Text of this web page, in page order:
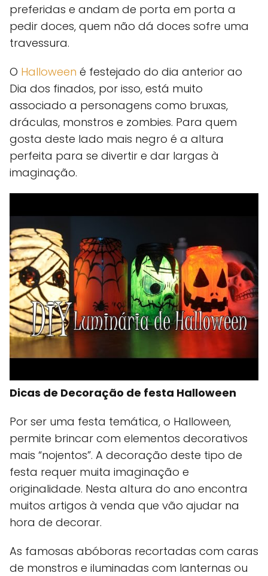
preferidas e andam de porta em porta a
pedir doces, quem não dá doces sofre uma
travessura.
O Halloween é festejado do dia anterior ao
Dia dos finados, por isso, está muito
associado a personagens como bruxas,
dráculas, monstros e zombies. Para quem
gosta deste lado mais negro é a altura
perfeita para se divertir e dar largas à
imaginação.
Dicas de Decoração de festa Halloween
Por ser uma festa temática, o Halloween,
permite brincar com elementos decorativos
mais “nojentos”. A decoração deste tipo de
festa requer muita imaginação e
originalidade. Nesta altura do ano encontra
muitos artigos à venda que vão ajudar na
hora de decorar.
As famosas abóboras recortadas com caras
de monstros e iluminadas com lanternas ou